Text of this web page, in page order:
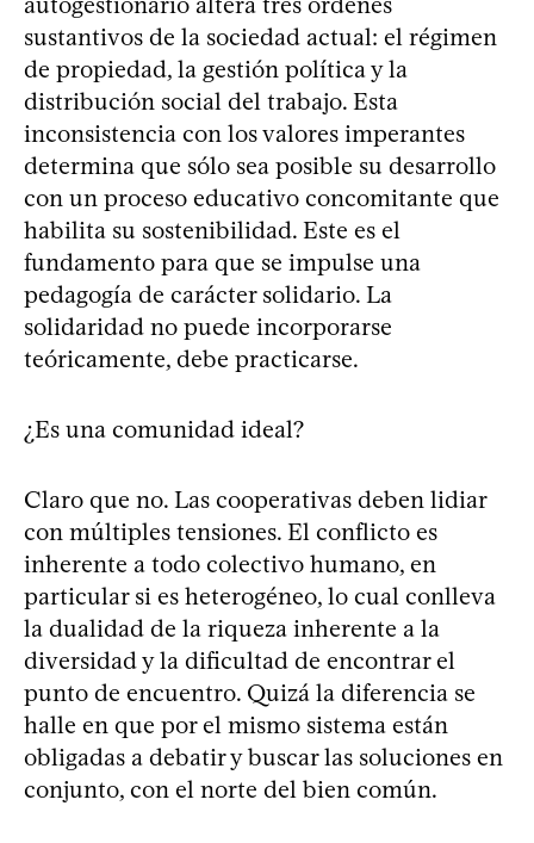
sustantivos de la sociedad actual: el régimen
de propiedad, la gestión política y la
distribución social del trabajo. Esta
inconsistencia con los valores imperantes
determina que sólo sea posible su desarrollo
con un proceso educativo concomitante que
habilita su sostenibilidad. Este es el
fundamento para que se impulse una
pedagogía de carácter solidario. La
solidaridad no puede incorporarse
teóricamente, debe practicarse.
¿Es una comunidad ideal?
Claro que no. Las cooperativas deben lidiar
con múltiples tensiones. El conflicto es
inherente a todo colectivo humano, en
particular si es heterogéneo, lo cual conlleva
la dualidad de la riqueza inherente a la
diversidad y la dificultad de encontrar el
punto de encuentro. Quizá la diferencia se
halle en que por el mismo sistema están
obligadas a debatir y buscar las soluciones en
conjunto, con el norte del bien común.